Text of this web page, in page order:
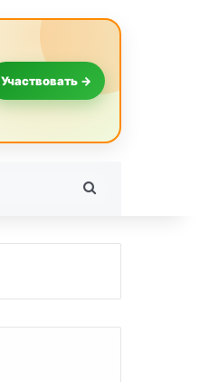
Участвовать →